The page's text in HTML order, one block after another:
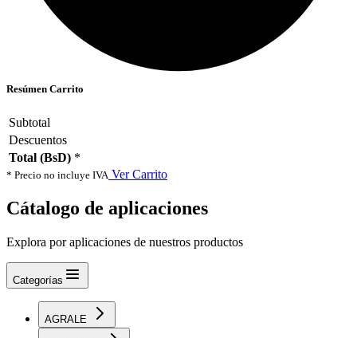
Resúmen Carrito
Subtotal
Descuentos
Total (BsD) *
* Precio no incluye IVA Ver Carrito
Cátalogo de aplicaciones
Explora por aplicaciones de nuestros productos
Categorías
AGRALE